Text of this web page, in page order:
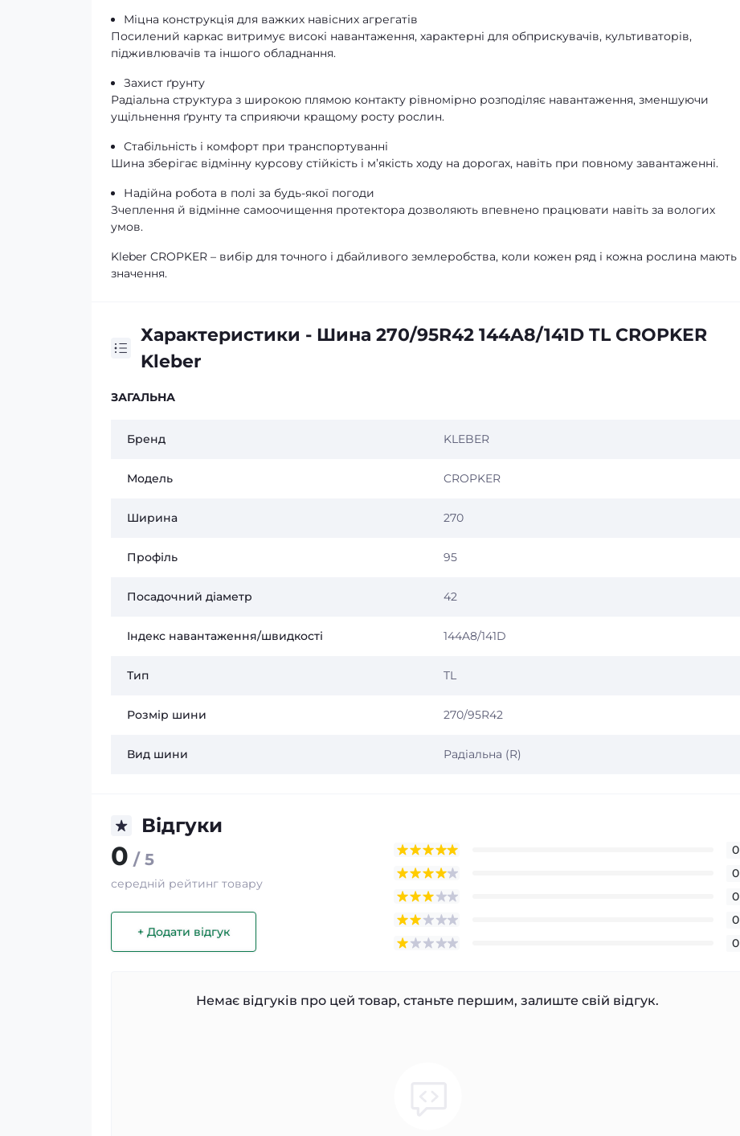
Міцна конструкція для важких навісних агрегатів
Посилений каркас витримує високі навантаження, характерні для обприскувачів, культиваторів,
підживлювачів та іншого обладнання.
Захист ґрунту
Радіальна структура з широкою плямою контакту рівномірно розподіляє навантаження, зменшуючи
ущільнення ґрунту та сприяючи кращому росту рослин.
Стабільність і комфорт при транспортуванні
Шина зберігає відмінну курсову стійкість і м’якість ходу на дорогах, навіть при повному завантаженні.
Надійна робота в полі за будь-якої погоди
Зчеплення й відмінне самоочищення протектора дозволяють впевнено працювати навіть за вологих
умов.
Kleber CROPKER – вибір для точного і дбайливого землеробства, коли кожен ряд і кожна рослина мають
значення.
Характеристики - Шина 270/95R42 144A8/141D TL CROPKER
Kleber
ЗАГАЛЬНА
Бренд KLEBER
Модель CROPKER
Ширина 270
Профіль 95
Посадочний діаметр 42
Індекс навантаження/швидкості 144A8/141D
Тип TL
Розмір шини 270/95R42
Вид шини Радіальна (R)
Відгуки
0 / 5
середній рейтинг товару
+ Додати відгук
0
0
0
0
0
Немає відгуків про цей товар, станьте першим, залиште свій відгук.